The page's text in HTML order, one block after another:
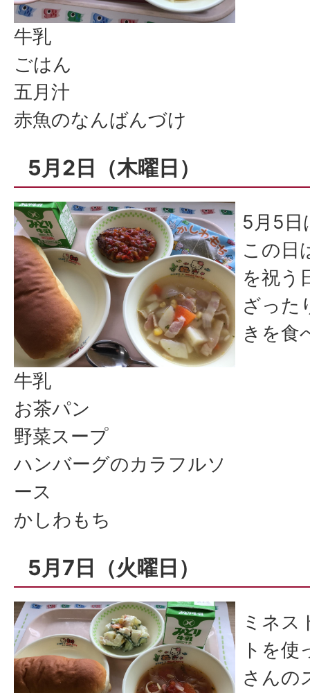
牛乳
ごはん
五月汁
赤魚のなんばんづけ
5月2日（木曜日）
牛乳
お茶パン
野菜スープ
ハンバーグのカラフルソ
ース
かしわもち
5月5日
この日
を祝う
ざった
きを食
5月7日（火曜日）
ミネス
トを
さんの